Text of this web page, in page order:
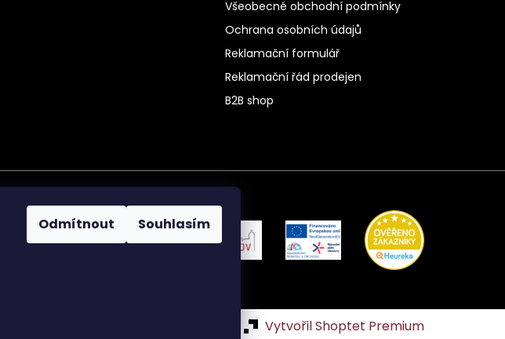
Odmítnout Souhlasím
Všeobecné obchodní podmínky
Ochrana osobních údajů
Reklamační formulář
Reklamační řád prodejen
B2B shop
Vytvořil Shoptet Premium